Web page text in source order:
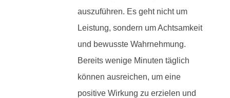
auszuführen. Es geht nicht um
Leistung, sondern um Achtsamkeit
und bewusste Wahrnehmung.
Bereits wenige Minuten täglich
können ausreichen, um eine
positive Wirkung zu erzielen und